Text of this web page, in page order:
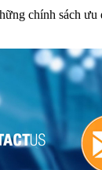
chính sách ưu